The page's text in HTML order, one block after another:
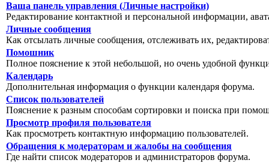
Ваша панель управления (Личные настройки)
Редактирование контактной и персональной информации,
Личные сообщения
Как отсылать личные сообщения, отслеживать их,
Помошник
Полное пояснение к этой небольшой, но очень удобной
Календарь
Дополнительная информация о функции календаря форума.
Список пользователей
Пояснение к разным способам сортировки и поиска при
Просмотр профиля пользователя
Как просмотреть контактную информацию пользователей.
Обращения к модераторам и жалобы на сообщения
Где найти список модераторов и администраторов форума.